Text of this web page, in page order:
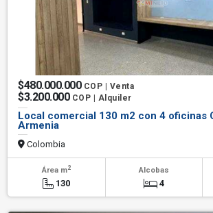
$480.000.000 COP | Venta
$3.200.000 COP | Alquiler
Local comercial 130 m2 con 4 oficinas
Armenia
Colombia
Área m2
130
Alcobas
4